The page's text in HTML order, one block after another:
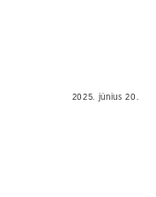
2025. június 20.